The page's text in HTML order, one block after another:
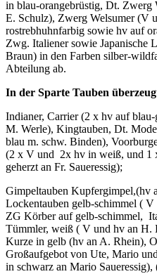
in blau-orangebrüstig, Dt.
E. Schulz), Zwerg Welsumer (V
rostrebhuhnfarbig sowie hv auf
Zwg. Italiener sowie Japanische
Braun) in den Farben silber-
Abteilung ab.
In der Sparte Tauben
Indianer, Carrier (2 x hv auf
M. Werle), Kingtauben, Dt.
blau m. schw. Binden),
(2 x V und 2x hv in weiß, und 1
geherzt an Fr. Saueressig);
Gimpeltauben Kupfergimpel,(hv
Lockentauben gelb-schimmel (
ZG Körber auf gelb-schimmel,
Tümmler, weiß ( V und hv an H.
Kurze in gelb (hv an A. Rhein),
Großaufgebot von Ute, Mario
in schwarz an Mario